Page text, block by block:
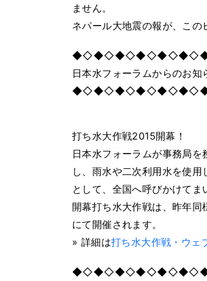
ません。
ネパール大地震の報が、この
日本水フォーラムからのお知
打ち水大作戦2015開幕！
日本水フォーラムが事務局
し、雨水や二次利用水を使
として、全国へ呼びかけてま
開幕打ち水大作戦は、昨年
にて開催されます。
» 詳細は打ち水大作戦・ウェ